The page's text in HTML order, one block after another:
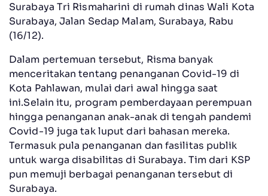
Surabaya Tri Rismaharini di rumah dinas Wali Kota
Surabaya, Jalan Sedap Malam, Surabaya, Rabu
(16/12).
Dalam pertemuan tersebut, Risma banyak
menceritakan tentang penanganan Covid-19 di
Kota Pahlawan, mulai dari awal hingga saat
ini.Selain itu, program pemberdayaan perempuan
hingga penanganan anak-anak di tengah pandemi
Covid-19 juga tak luput dari bahasan mereka.
Termasuk pula penanganan dan fasilitas publik
untuk warga disabilitas di Surabaya. Tim dari KSP
pun memuji berbagai penanganan tersebut di
Surabaya.